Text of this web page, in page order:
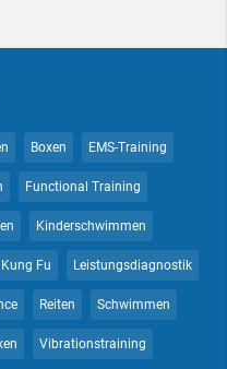
Boxen EMS-Training
Functional Training
Kinderschwimmen
Kung Fu Leistungsdiagnostik
Reiten Schwimmen
Vibrationstraining